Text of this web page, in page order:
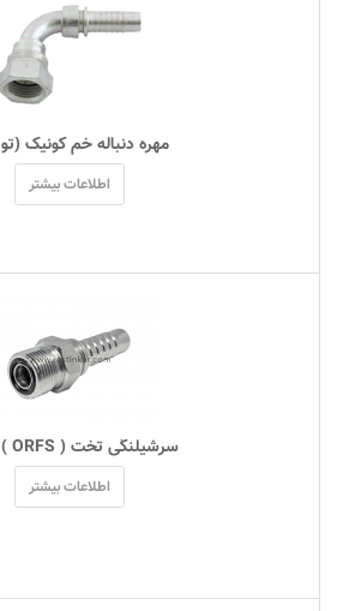
مهره دنباله خم کونيک
اطلاعات بیشتر
سرشیلنگی تخت ( ORFS ) پیچی
اطلاعات بیشتر